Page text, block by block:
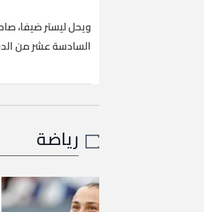
ويحل ليستر ضيفا،
السادسة عشر من
رياضة